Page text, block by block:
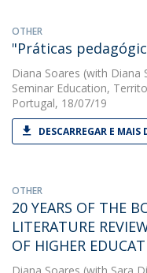
OTHER
"Práticas
Diana Soares (with Diana
Seminar Education,
Portugal, 18/07/19
DESCARREGAR E MAIS
OTHER
20 YEARS OF THE
LITERATURE
OF HIGHER